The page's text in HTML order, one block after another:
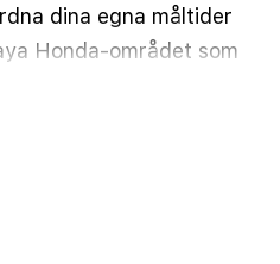
dina egna måltider
Honda-området som
parasoll. Vill du ta ett